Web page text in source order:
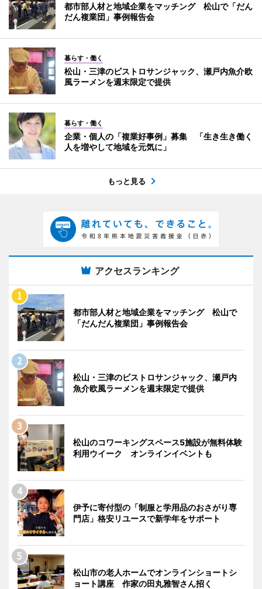
都市部人材と地域企業をマッチング 松山で「だん
だん複業団」事例報告会
暮らす・働く
松山・三津のビストロサンジャック、瀬戸内魚介欧
風ラーメンを週末限定で提供
暮らす・働く
企業・個人の「複業好事例」募集 「生き生き働く
人を増やして地域を元気に」
もっと見る
アクセスランキング
都市部人材と地域企業をマッチング 松山で
「だんだん複業団」事例報告会
松山・三津のビストロサンジャック、瀬戸内
魚介欧風ラーメンを週末限定で提供
松山のコワーキングスペース5施設が無料体験
利用ウイーク オンラインイベントも
伊予に寄付型の「制服と学用品のおさがり専
門店」格安リユースで新学年をサポート
松山市の老人ホームでオンラインショートシ
ョート講座 作家の田丸雅智さん招く